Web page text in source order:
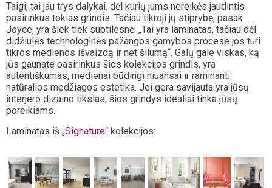
Taigi, tai jau trys dalykai, dėl kurių jums nereikės jaudintis
pasirinkus tokias grindis. Tačiau tikroji jų stiprybė, pasak
Joyce, yra šiek tiek subtilesnė: „Tai yra laminatas, tačiau dėl
didžiulės technologinės pažangos gamybos procese jos turi
tikros medienos išvaizdą ir net šilumą“. Galų gale viskas, ką
jūs gaunate pasirinkus šios kolekcijos grindis, yra
autentiškumas, medienai būdingi niuansai ir raminanti
natūralios medžiagos estetika. Jei gera savijauta yra jūsų
interjero dizaino tikslas, šios grindys idealiai tinka jūsų
poreikiams.
Laminatas iš „Signature“ kolekcijos: